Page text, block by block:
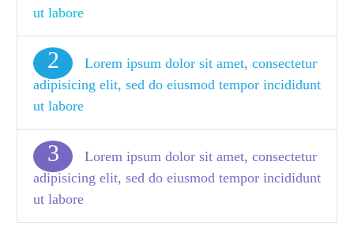
ut labore
2
Lorem ipsum dolor sit amet, consectetur
adipisicing elit, sed do eiusmod tempor incididunt
ut labore
3
Lorem ipsum dolor sit amet, consectetur
adipisicing elit, sed do eiusmod tempor incididunt
ut labore